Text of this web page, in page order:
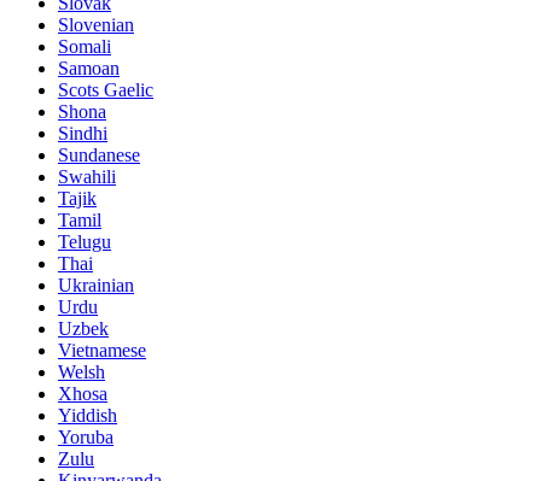
Slovenian
Somali
Samoan
Scots Gaelic
Shona
Sindhi
Sundanese
Swahili
Tajik
Tamil
Telugu
Thai
Ukrainian
Urdu
Uzbek
Vietnamese
Welsh
Xhosa
Yiddish
Yoruba
Zulu